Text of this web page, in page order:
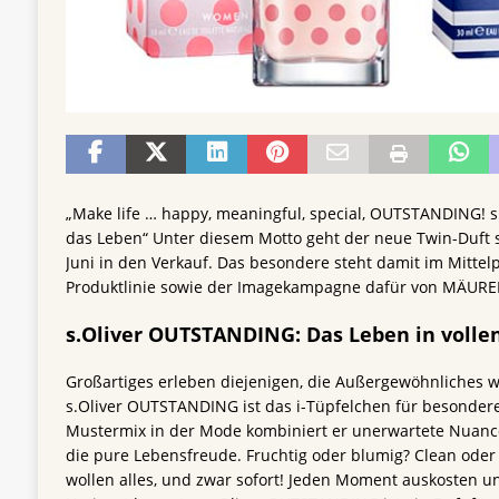
„Make life … happy, meaningful, special, OUTSTANDING!
das Leben“ Unter diesem Motto geht der neue Twin-Duft
Juni in den Verkauf. Das besondere steht damit im
Produktlinie sowie der Imagekampagne dafür von
s.Oliver OUTSTANDING: Das Leben in
Großartiges erleben diejenigen, die Außergewöhnliches
s.Oliver OUTSTANDING ist das i-Tüpfelchen für
Mustermix in der Mode kombiniert er unerwartete
die pure Lebensfreude. Fruchtig oder blumig? Clean
wollen alles, und zwar sofort! Jeden Moment auskosten